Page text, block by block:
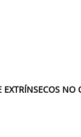
EXTRÍNSECOS